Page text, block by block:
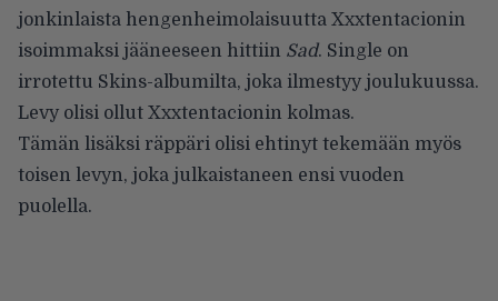
jonkinlaista hengenheimolaisuutta Xxxtentacionin
isoimmaksi jääneeseen hittiin Sad. Single on
irrotettu Skins-albumilta, joka ilmestyy joulukuussa.
Levy olisi ollut Xxxtentacionin kolmas.
Tämän lisäksi räppäri olisi ehtinyt tekemään myös
toisen levyn, joka julkaistaneen ensi vuoden
puolella.